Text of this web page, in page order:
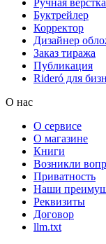
Ручная верстка
Буктрейлер
Корректор
Дизайнер
Заказ тиража
Публикация
Rideró для
О нас
О сервисе
О магазине
Книги
Возникли
Приватность
Наши
Реквизиты
Договор
llm.txt